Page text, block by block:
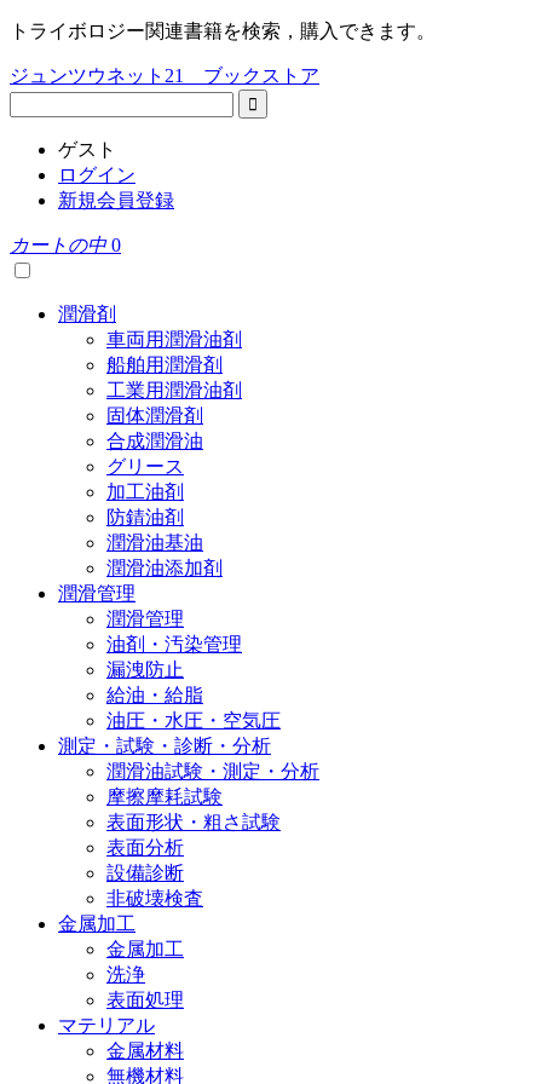
トライボロジー関連書籍を検索，購入できます。
ジュンツウネット21 ブックストア
ゲスト
ログイン
新規会員登録
カートの中 0
潤滑剤
車両用潤滑油剤
船舶用潤滑剤
工業用潤滑油剤
固体潤滑剤
合成潤滑油
グリース
加工油剤
防錆油剤
潤滑油基油
潤滑油添加剤
潤滑管理
潤滑管理
油剤・汚染管理
漏洩防止
給油・給脂
油圧・水圧・空気圧
測定・試験・診断・分析
潤滑油試験・測定・分析
摩擦摩耗試験
表面形状・粗さ試験
表面分析
設備診断
非破壊検査
金属加工
金属加工
洗浄
表面処理
マテリアル
金属材料
無機材料